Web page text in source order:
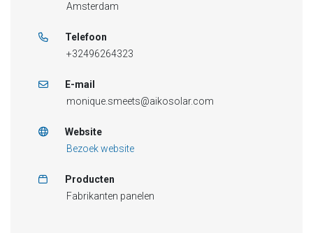
Amsterdam
Telefoon
+32496264323
E-mail
monique.smeets@aikosolar.com
Website
Bezoek website
Producten
Fabrikanten panelen